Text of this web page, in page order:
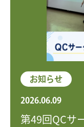
お知らせ
2026.06.09
第49回QCサ